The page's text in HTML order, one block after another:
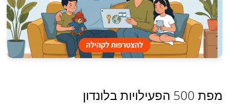
מפת 500 הפעילויות בלונדון